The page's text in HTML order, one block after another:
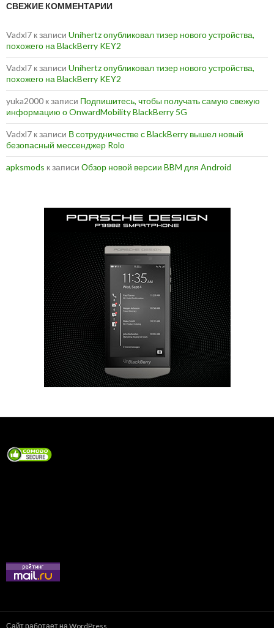
СВЕЖИЕ КОММЕНТАРИИ
Vadxl7 к записи Unihertz опубликовал тизер нового устройства,
похожего на BlackBerry KEY2
Vadxl7 к записи Unihertz опубликовал тизер нового устройства,
похожего на BlackBerry KEY2
yuka2000 к записи Подпишитесь, чтобы получать самую свежую
информацию о OnwardMobility BlackBerry 5G
Vadxl7 к записи В сотрудничестве с BlackBerry вышел новый
безопасный мессенджер Rolo
apksmods к записи Обзор новой версии BBM для Android
Сайт работает на WordPress